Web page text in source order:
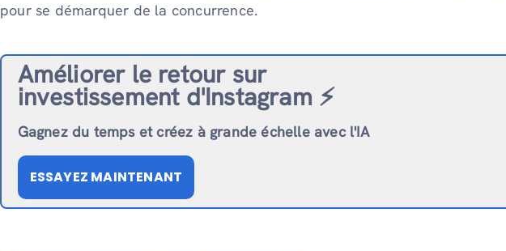
pour se démarquer de la concurrence.
Améliorer le retour sur
investissement d'Instagram ⚡️
Gagnez du temps et créez à grande échelle avec l'IA
ESSAYEZ MAINTENANT